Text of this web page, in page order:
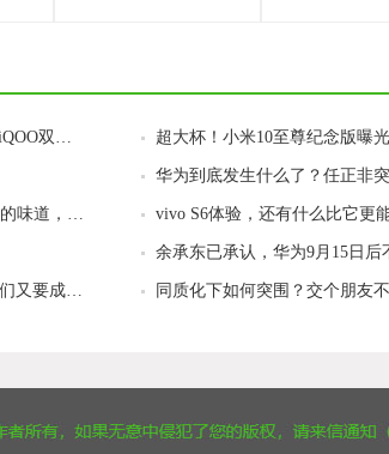
「品牌」vivo首款智能手表曝光 平板电脑NEX/iQOO双系列来了
OPPO 主打性价比的K系列终于回归！还是熟悉的味道，5G手机1999起 vivo S6体验，还有什么比它更
700000000！华为正式宣布，美科技界炸锅：它们又要成功了？